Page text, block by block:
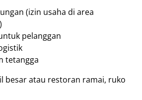
(izin usaha di area
pelanggan
tetangga
besar atau restoran ramai, ruko